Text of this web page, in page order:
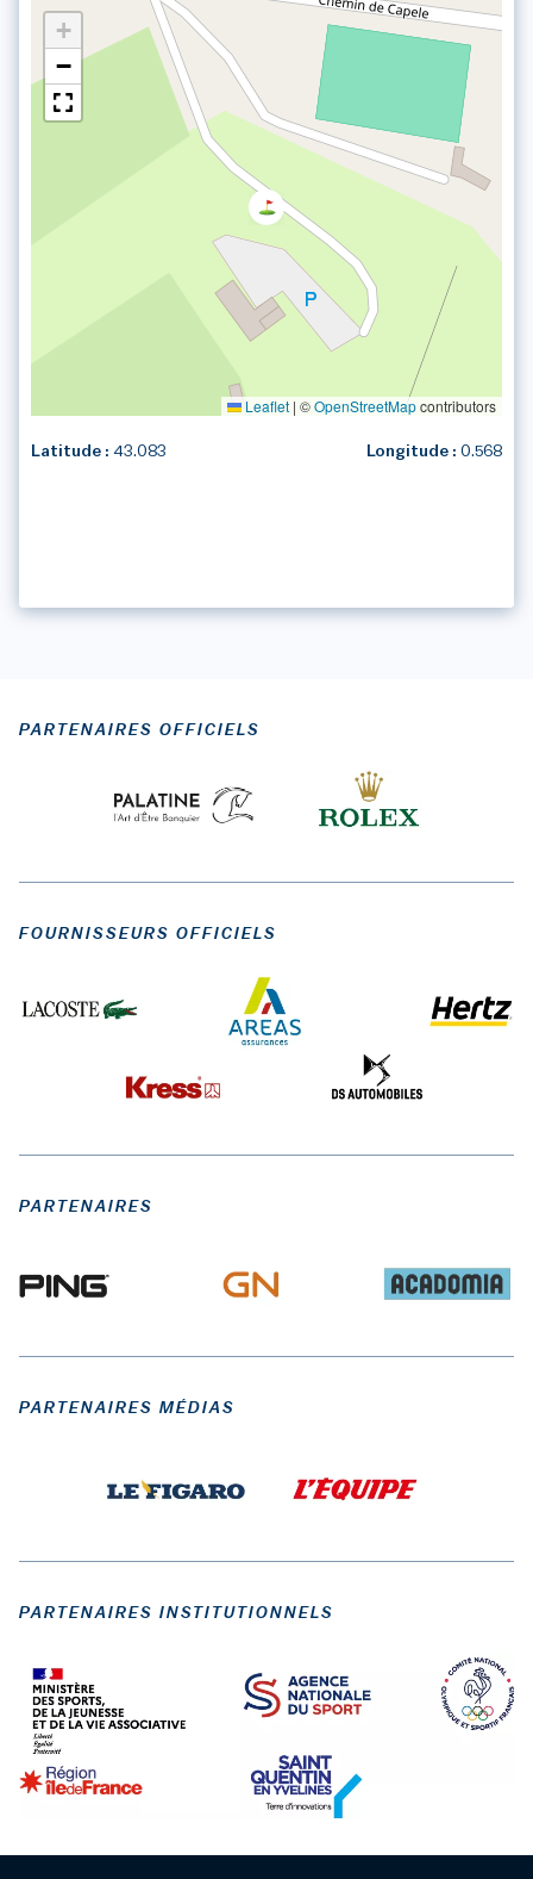
+
−
Leaflet | ©OpenStreetMapcontributors
Latitude : 43.083 Longitude : 0.568
PARTENAIRES OFFICIELS
FOURNISSEURS OFFICIELS
PARTENAIRES
PARTENAIRES MÉDIAS
PARTENAIRES INSTITUTIONNELS